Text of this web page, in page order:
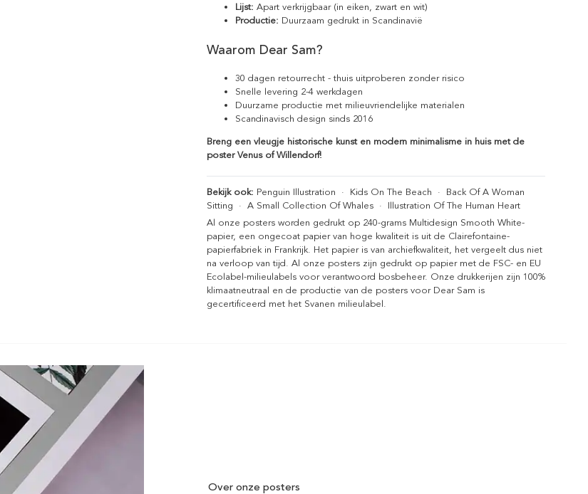
Lijst: Apart verkrijgbaar (in eiken, zwart en wit)
Productie: Duurzaam gedrukt in Scandinavië
Waarom Dear Sam?
30 dagen retourrecht - thuis uitproberen zonder risico
Snelle levering 2-4 werkdagen
Duurzame productie met milieuvriendelijke materialen
Scandinavisch design sinds 2016
Breng een vleugje historische kunst en modern minimalisme in huis met de
poster Venus of Willendorf!
Bekijk ook: Penguin Illustration · Kids On The Beach · Back Of A Woman
Sitting · A Small Collection Of Whales · Illustration Of The Human Heart
Al onze posters worden gedrukt op 240-grams Multidesign Smooth White-
papier, een ongecoat papier van hoge kwaliteit is uit de Clairefontaine-
papierfabriek in Frankrijk. Het papier is van archiefkwaliteit, het vergeelt dus niet
na verloop van tijd. Al onze posters zijn gedrukt op papier met de FSC- en EU
Ecolabel-milieulabels voor verantwoord bosbeheer. Onze drukkerijen zijn 100%
klimaatneutraal en de productie van de posters voor Dear Sam is
gecertificeerd met het Svanen milieulabel.
Over onze posters